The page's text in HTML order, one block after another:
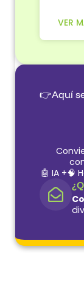
VER
👉Aquí
🤖 IA +🧠